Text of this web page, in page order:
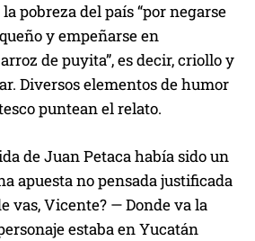
pobreza del país “por negarse
y empeñarse en
de puyita”, es decir, criollo y
Diversos elementos de humor
puntean el relato.
de Juan Petaca había sido un
apuesta no pensada justificada
vas, Vicente? — Donde va la
estaba en Yucatán